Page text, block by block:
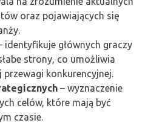
oraz pojawiających się
identyfikuje głównych graczy
strony, co umożliwia
przewagi konkurencyjnej.
– wyznaczenie
celów, które mają być
czasie.